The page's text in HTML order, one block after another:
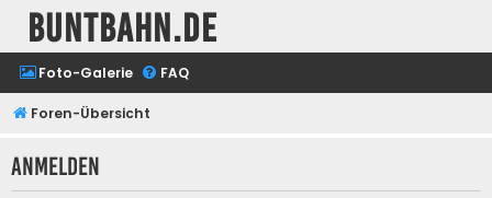
buntbahn.de
Foto-Galerie FAQ
Foren-Übersicht
Anmelden